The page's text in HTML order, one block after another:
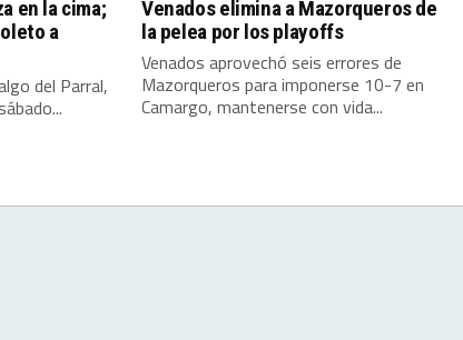
en la cima;
a
del Parral,
Venados elimina a Mazorqueros de
la pelea por los playoffs
Venados aprovechó seis errores de
Mazorqueros para imponerse 10-7 en
Camargo, mantenerse con vida...